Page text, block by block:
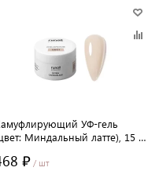
УФ-гель
Миндальный латте), 15 г
₽ / шт